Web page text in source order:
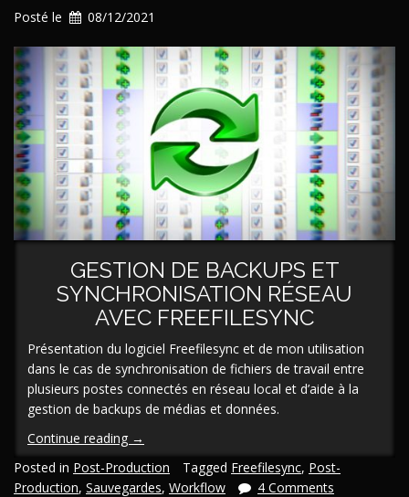
Posté le 08/12/2021
GESTION DE BACKUPS ET
SYNCHRONISATION RÉSEAU
AVEC FREEFILESYNC
Présentation du logiciel Freefilesync et de mon utilisation
dans le cas de synchronisation de fichiers de travail entre
plusieurs postes connectés en réseau local et d’aide à la
gestion de backups de médias et données.
Continue reading « [En/Fr]
Tutoriel
|
→
Posted in Post-Production Tagged Freefilesync, Post-
Production, Sauvegardes, Workflow 4 Comments